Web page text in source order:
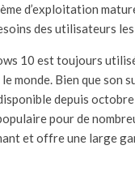
d’exploitation
des utilisateurs
10 est toujours
monde. Bien que son
depuis
pour de
et offre une large